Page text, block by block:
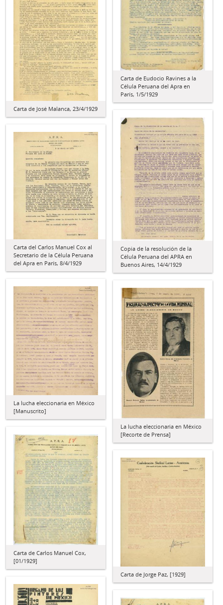
Carta de Eudocio Ravines a la
Célula Peruana del Apra en
París, 1/5/1929
Carta de José Malanca, 23/4/1929
Copia de la resolución de la
Célula Peruana del APRA en
Buenos Aires, 14/4/1929
Carta del Carlos Manuel Cox al
Secretario de la Célula Peruana
del Apra en París, 8/4/1929
La lucha eleccionaria en México
[Manuscrito]
La lucha eleccionaria en México
[Recorte de Prensa]
Carta de Carlos Manuel Cox,
[01/1929]
Carta de Jorge Paz, [1929]